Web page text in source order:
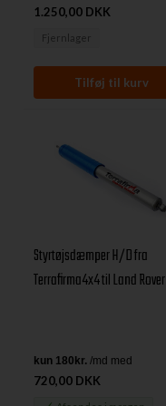
1.250,00 DKK
Fjernlager
Styrtøjsdæmper H/D fra
Terrafirma4x4 til Land Rover
720,00 DKK